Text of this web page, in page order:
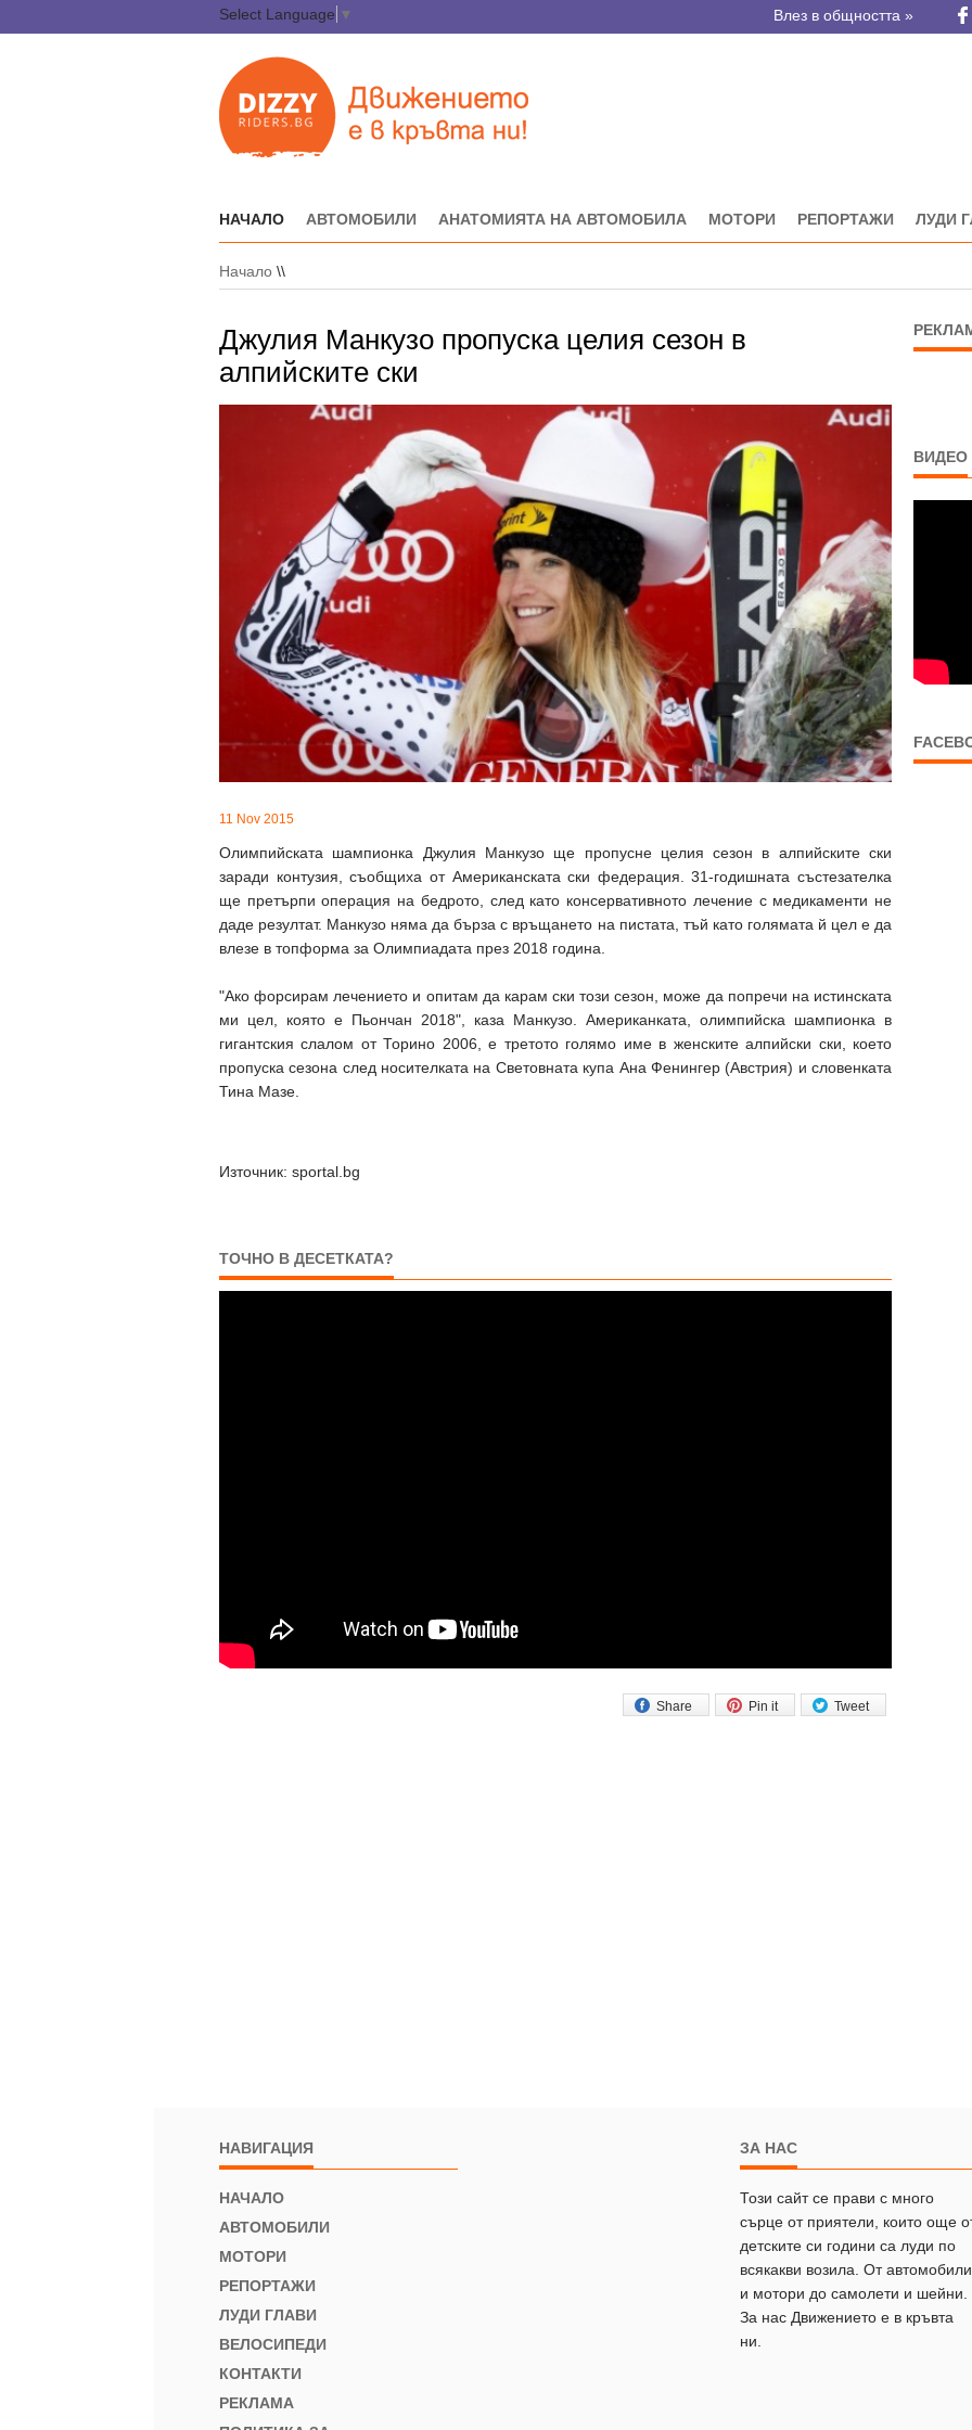
Select Language ▼ Влез в общността »
НАЧАЛО АВТОМОБИЛИ АНАТОМИЯТА НА АВТОМОБИЛА МОТОРИ РЕПОРТАЖИ ЛУДИ
Начало \\
Джулия Манкузо пропуска целия сезон в
алпийските ски
11 Nov 2015
Олимпийската шампионка Джулия Манкузо ще пропусне целия сезон в алпийските ски
заради контузия, съобщиха от Американската ски федерация. 31-годишната състезателка
ще претърпи операция на бедрото, след като консервативното лечение с медикаменти не
даде резултат. Манкузо няма да бърза с връщането на пистата, тъй като голямата й цел е да
влезе в топформа за Олимпиадата през 2018 година.
"Ако форсирам лечението и опитам да карам ски този сезон, може да попречи на истинската
ми цел, която е Пьончан 2018", каза Манкузо. Американката, олимпийска шампионка в
гигантския слалом от Торино 2006, е третото голямо име в женските алпийски ски, което
пропуска сезона след носителката на Световната купа Ана Фенингер (Австрия) и словенката
Тина Мазе.
Източник: sportal.bg
ТОЧНО В ДЕСЕТКАТА?
Tweet
Pin it
Share
ВИДЕО
НАВИГАЦИЯ
НАЧАЛО
АВТОМОБИЛИ
МОТОРИ
РЕПОРТАЖИ
ЛУДИ ГЛАВИ
ВЕЛОСИПЕДИ
КОНТАКТИ
РЕКЛАМА
ЗА НАС
Този сайт се прави с много
сърце от приятели, които още
детските си години са луди по
всякакви возила. От автомобили
и мотори до самолети и шейни.
За нас Движението е в кръвта
ни.